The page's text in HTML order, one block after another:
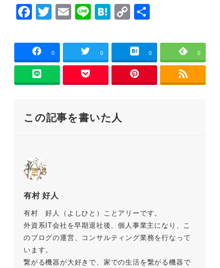
す
)
F
a
c
e
b
o
k
T
wi
tt
er
E
m
ai
l
Li
n
e
H
at
e
n
C
o
p
y
Li
n
共
0 0 0 0
この記事を書いた人
有村 好人
有村 好人（よしひと）ことアリーです。
外資系IT会社を早期退社後、個人事業主になり、こ
のブログの運営、コンサルティング業務を行なって
います。
繋がる機器が大好きで、家での生活を繋がる機器で